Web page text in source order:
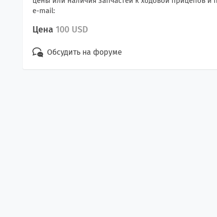
e-mail:
Цена 100 USD
Обсудить на форуме